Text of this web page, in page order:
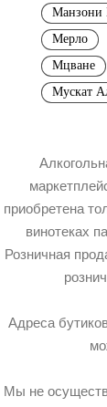
Манзони
Мерло
Мцване
Мускат
приобретена
винотеках
Розничная
Адреса
Мы не